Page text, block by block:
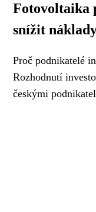
Fotovoltaika
snížit
Proč podnikatelé
Rozhodnutí
českými